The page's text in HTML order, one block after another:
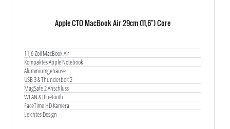
Apple CTO MacBook Air 29cm (11,6") Core
11,6-Zoll MacBook Air
Kompaktes Apple Notebook
Aluminiumgehäuse
USB 3 & Thunderbolt 2
MagSafe 2 Anschluss
WLAN & Bluetooth
FaceTime HD Kamera
Leichtes Design